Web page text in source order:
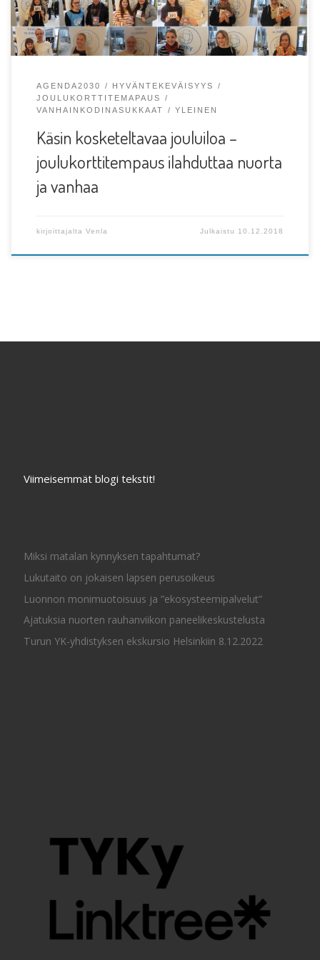
AGENDA2030
HYVÄNTEKEVÄISYYS
JOULUKORTTITEMAPAUS
VANHAINKODINASUKKAAT
YLEINEN
Käsin kosketeltavaa jouluiloa –
joulukorttitempaus ilahduttaa nuorta
ja vanhaa
kirjoittajalta Venla Julkaistu 10.12.2018
Viimeisemmät blogi tekstit!
Miksi matalan kynnyksen tapahtumat?
Lukutaito on jokaisen lapsen perusoikeus
Luonnon monimuotoisuus ja ”ekosysteemipalvelut”
Ajatuksia nuorten rauhanviikon paneelikeskustelusta
Turun YK-yhdistyksen ekskursio Helsinkiin 8.12.2022